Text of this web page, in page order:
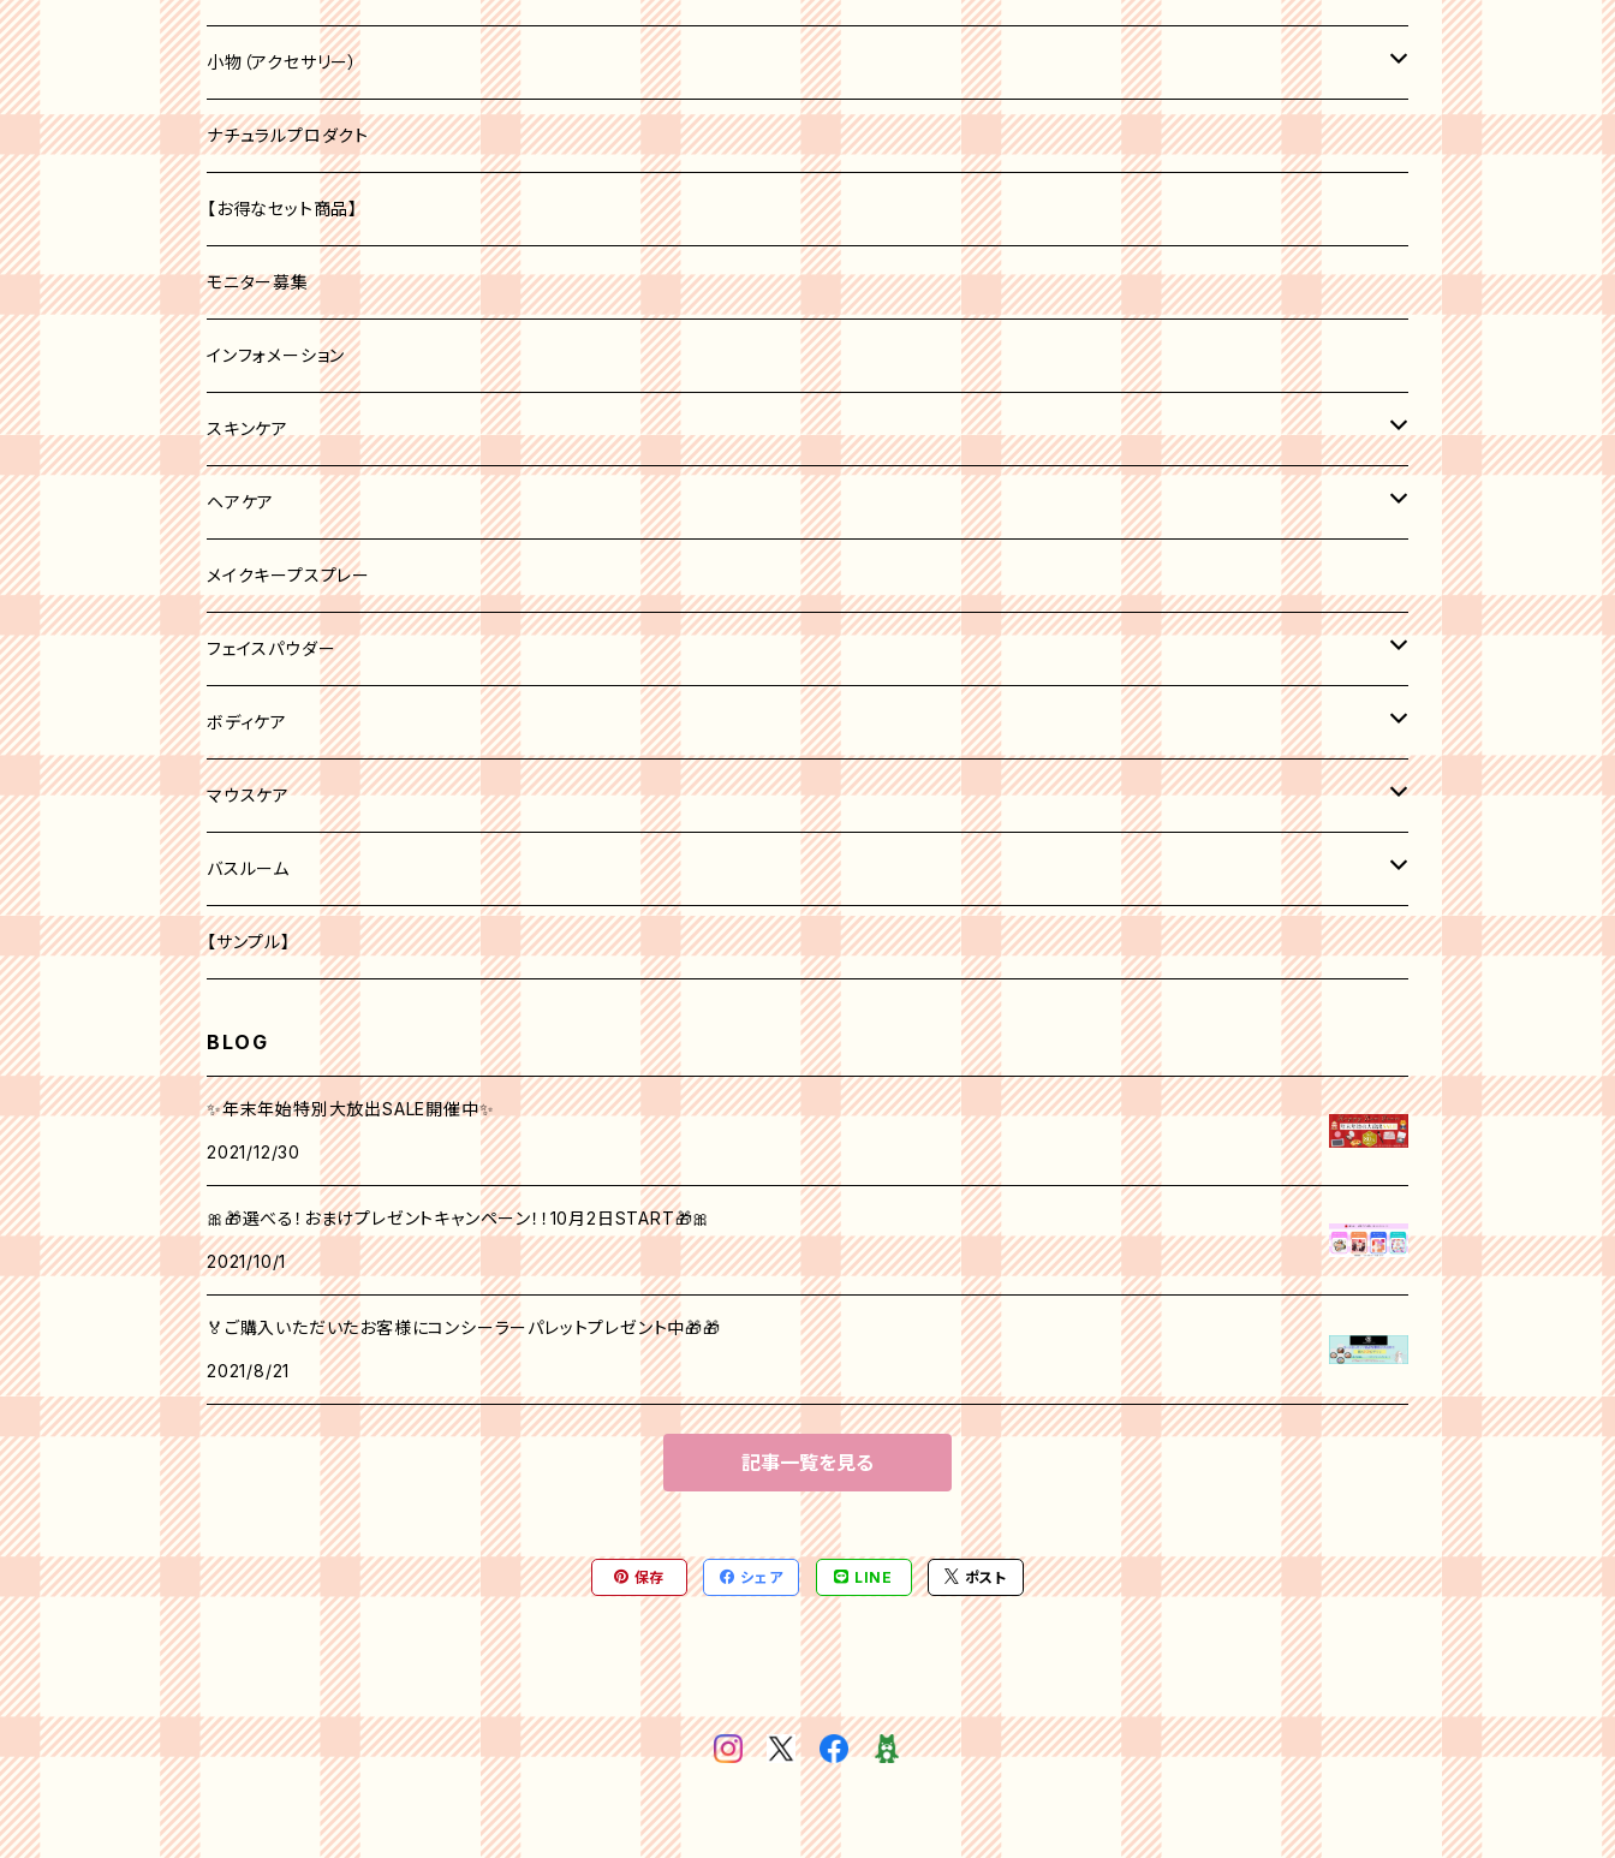
サテン
シア―
セミオペーク
シア―
オペーク
マット
シア―
オペーク
収納空パレット
ベージュ系
ホワイト系
ブラック系
グレー系
ブルー系
ブラウン系
ピンク系
イエロー系
レッド系
オレンジ系
パープル系
クリエイティブ ミー No.1
シンクピンクパレット
フォールフェスティバル
ウィンターベリーパレット
パレット
アクセサリー
小物（アクセサリー）
コスメオーガナイザー
収納空パレット
ブラシカバー
その他
ナチュラルプロダクト
【お得なセット商品】
モニター募集
インフォメーション
スキンケア
リップトリートメント
ボディケア
ニキビケア
洗顔
化粧水
美容液
ピーリング
クリーム
角質ケア
日焼け止め
マスク
ヘアケア
ヘアオイル
メイクキープスプレー
フェイスパウダー
ハイライト
ボディケア
ボディークリーム
マウスケア
歯磨き粉
バスルーム
トイレ
【サンプル】
BLOG
✨年末年始特別大放出SALE開催中✨
2021/12/30
🎀🎁選べる！おまけプレゼントキャンペーン！！10月2日START🎁🎀
2021/10/1
🏅ご購入いただいたお客様にコンシーラーパレットプレゼント中🎁🎁
2021/8/21
記事一覧を見る
保存 シェア LINE ポスト